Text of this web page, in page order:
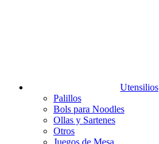
Utensilios
Palillos
Bols para Noodles
Ollas y Sartenes
Otros